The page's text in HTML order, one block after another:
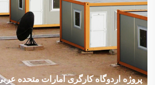
پروژه اردوگاه کارگری امارات متحده